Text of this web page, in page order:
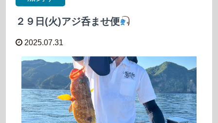
２９日(火)アジ呑ませ便
2025.07.31